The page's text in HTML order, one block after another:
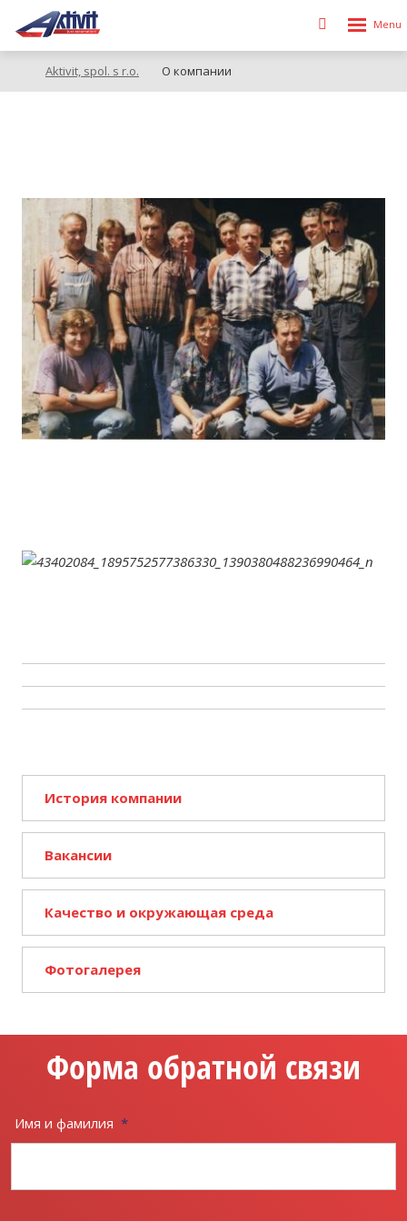
Vyhledávání
Rozbalení
Aktivit, spol. s r.o. О компании
История компании
Вакансии
Качество и окружающая среда
Фотогалерея
Форма обратной связи
Имя и фамилия *